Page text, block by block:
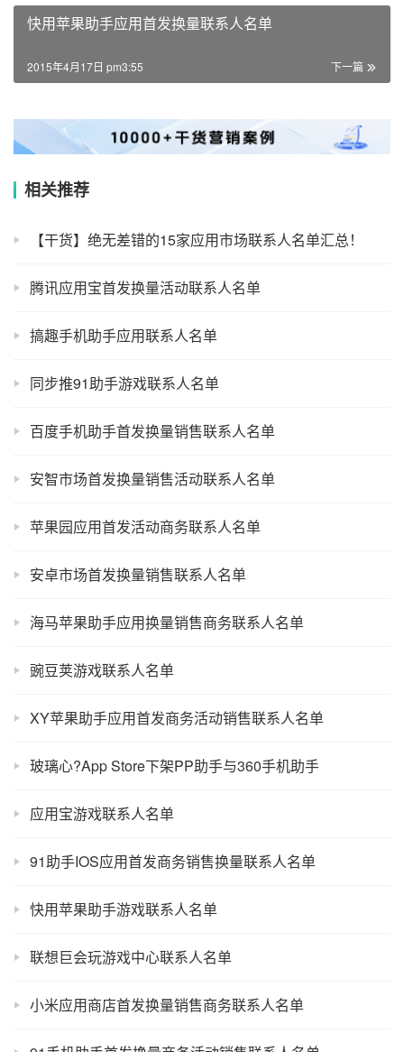
快用苹果助手应用首发换量联系人名单
下一篇
2015年4月17日 pm3:55
相关推荐
【干货】绝无差错的15家应用市场联系人名单汇总！
腾讯应用宝首发换量活动联系人名单
搞趣手机助手应用联系人名单
同步推91助手游戏联系人名单
百度手机助手首发换量销售联系人名单
安智市场首发换量销售活动联系人名单
苹果园应用首发活动商务联系人名单
安卓市场首发换量销售联系人名单
海马苹果助手应用换量销售商务联系人名单
豌豆荚游戏联系人名单
XY苹果助手应用首发商务活动销售联系人名单
玻璃心?App Store下架PP助手与360手机助手
应用宝游戏联系人名单
91助手IOS应用首发商务销售换量联系人名单
快用苹果助手游戏联系人名单
联想巨会玩游戏中心联系人名单
小米应用商店首发换量销售商务联系人名单